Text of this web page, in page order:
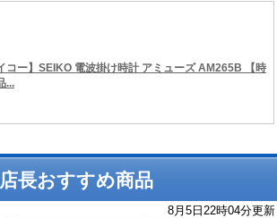
店長おすすめ商品